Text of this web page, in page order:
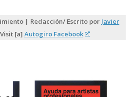
| Redacción/ Escrito por Javier
[a] Autogiro Facebook